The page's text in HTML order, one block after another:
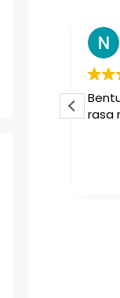
rasa